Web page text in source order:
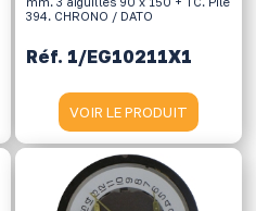
394. CHRONO / DATO
Réf. 1/EG10211X1
VOIR LE PRODUIT